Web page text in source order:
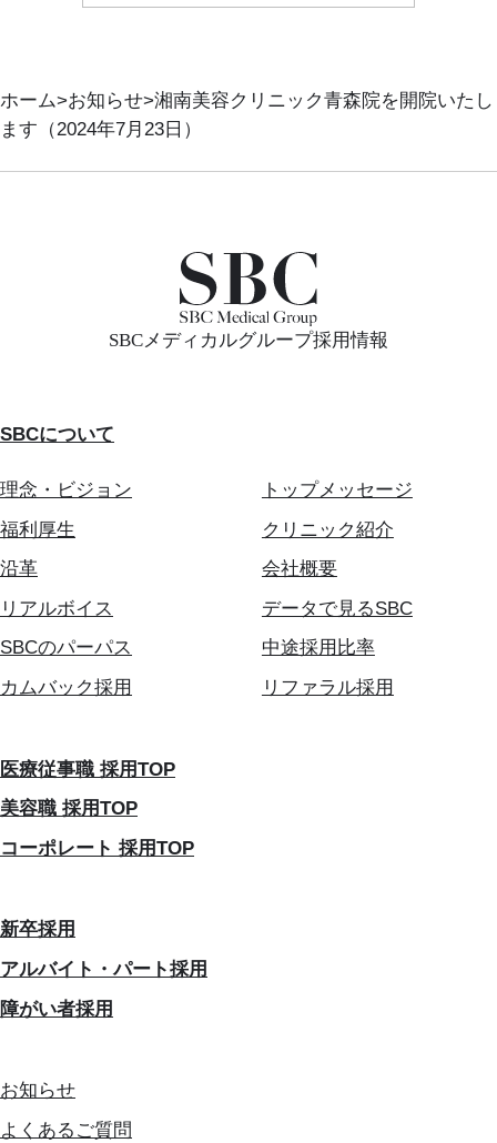
ホーム お知らせ 湘南美容クリニック青森院を開院いたし
ます（2024年7月23日）
SBCメディカルグループ採用情報
SBCについて
理念・ビジョン
トップメッセージ
福利厚生
クリニック紹介
沿革
会社概要
リアルボイス
データで見るSBC
SBCのパーパス
中途採用比率
カムバック採用
リファラル採用
医療従事職 採用TOP
美容職 採用TOP
コーポレート 採用TOP
新卒採用
アルバイト・パート採用
障がい者採用
お知らせ
よくあるご質問